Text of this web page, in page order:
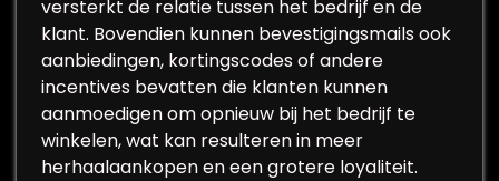
versterkt de relatie tussen het bedrijf en de
klant. Bovendien kunnen bevestigingsmails ook
aanbiedingen, kortingscodes of andere
incentives bevatten die klanten kunnen
aanmoedigen om opnieuw bij het bedrijf te
winkelen, wat kan resulteren in meer
herhaalaankopen en een grotere loyaliteit.